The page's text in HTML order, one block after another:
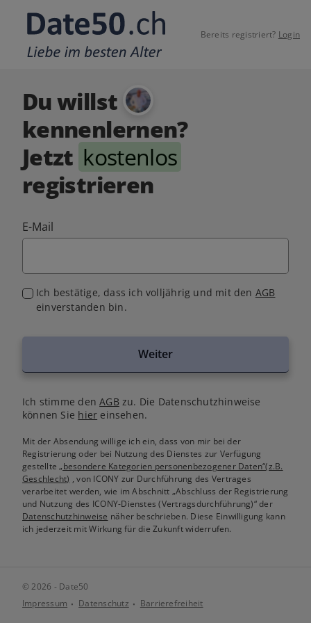
Bereits registriert? Login
Du willst
kennenlernen?
Jetzt kostenlos
registrieren
E-Mail
Ich bestätige, dass ich volljährig und mit den AGB
einverstanden bin.
Weiter
Ich stimme denAGB zu. Die Datenschutzhinweise
können Sie hier einsehen.
Mit der Absendung willige ich ein, dass von mir bei der
Registrierung oder bei Nutzung des Dienstes zur Verfügung
gestellte„besondere Kategorien personenbezogener Daten“(z.B.
Geschlecht) , von ICONY zur Durchführung des Vertrages
verarbeitet werden, wie im Abschnitt „Abschluss der Registrierung
und Nutzung des ICONY-Dienstes (Vertragsdurchführung)“ der
Datenschutzhinweise näher beschrieben. Diese Einwilligung kann
ich jederzeit mit Wirkung für die Zukunft widerrufen.
© 2026 - Date50
Impressum
Datenschutz Barrierefreiheit